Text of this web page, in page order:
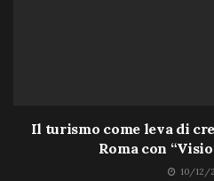
Il turismo come leva di
Roma con
10/12/